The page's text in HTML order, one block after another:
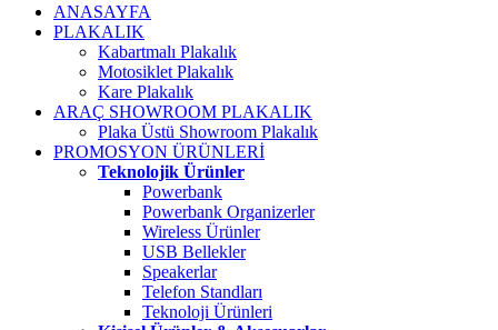
ANASAYFA
PLAKALIK
Kabartmalı Plakalık
Motosiklet Plakalık
Kare Plakalık
ARAÇ SHOWROOM PLAKALIK
Plaka Üstü Showroom Plakalık
PROMOSYON ÜRÜNLERİ
Teknolojik Ürünler
Powerbank
Powerbank Organizerler
Wireless Ürünler
USB Bellekler
Speakerlar
Telefon Standları
Teknoloji Ürünleri